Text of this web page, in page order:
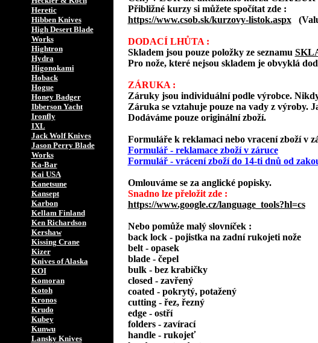
Heretic
Hibben Knives
High Desert Blade
Works
Hightron
Hydra
Higonokami
Hoback
Hogue
Honey Badger
Ibberson Yacht
Ironfly
IXL
Jack Wolf Knives
Jason Perry Blade
Works
Ka-Bar
Kai USA
Kanetsune
Kansept
Karbon
Kellam Finland
Ken Richardson
Kershaw
Kissing Crane
Kizer
Knives of Alaska
KOI
Komoran
Kotoh
Kronos
Krudo
Kubey
Kunwu
Lansky Knives
Přibližné kurzy si můžete spočítat zde :
https://www.csob.sk/kurzovy-listok.aspx
DODACÍ LHŮTA :
Skladem jsou pouze položky ze seznamu
Pro nože, které nejsou skladem je obvyklá
ZÁRUKA :
Záruky jsou individuální podle výrobce.
Záruka se vztahuje pouze na vady z výroby.
Dodáváme pouze originální zboží.
Formuláře k reklamaci nebo vracení zboží v
Formulář - reklamace zboží v záruce
Formulář - vrácení zboží do 14-ti dnů od
Omlouváme se za anglické popisky.
Snadno lze přeložit zde :
https://www.google.cz/language_tools?hl=cs
Nebo pomůže malý slovníček :
back lock - pojistka na zadní rukojeti nože
belt - opasek
blade - čepel
bulk - bez krabičky
closed - zavřený
coated - pokrytý, potažený
cutting - řez, řezný
edge - ostří
folders - zavírací
handle - rukojeť